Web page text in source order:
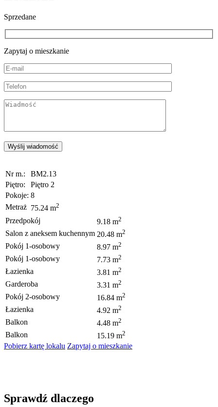
Sprzedane
Zapytaj o mieszkanie
Nr m.:
BM2.13
Piętro:
Piętro 2
Pokoje: 8
Metraż 75.24 m2
Przedpokój 9.18 m2
Salon z aneksem kuchennym 20.48 m2
Pokój 1-osobowy 8.97 m2
Pokój 1-osobowy 7.73 m2
Łazienka 3.81 m2
Garderoba 3.31 m2
Pokój 2-osobowy 16.84 m2
Łazienka 4.92 m2
Balkon 4.48 m2
Balkon 15.19 m2
Pobierz kartę lokalu Zapytaj o mieszkanie
Sprawdź dlaczego